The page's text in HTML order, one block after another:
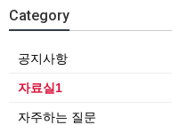
Category
공지사항
자료실1
자주하는 질문